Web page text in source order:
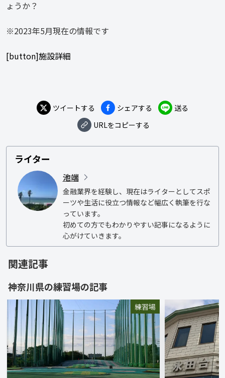
ょうか？
※2023年5月現在の情報です
[button]施設詳細
ツイートする シェアする
送る
URLをコピーする
ライター
池端
金融業界を経験し、現在はライターとしてスポ
ーツや生活に役立つ情報など幅広く執筆を行な
っています。
初めての方でもわかりやすい記事になるように
心がけていきます。
関連記事
神奈川県の練習場の記事
練習場